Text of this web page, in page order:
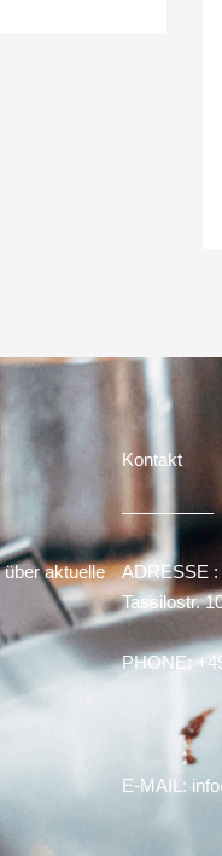
aktuelle
Kontakt
ADRESSE :
Tassilostr.
PHONE:
E-MAIL: